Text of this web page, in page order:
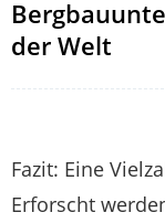
der Welt
Fazit: Eine
Erforscht